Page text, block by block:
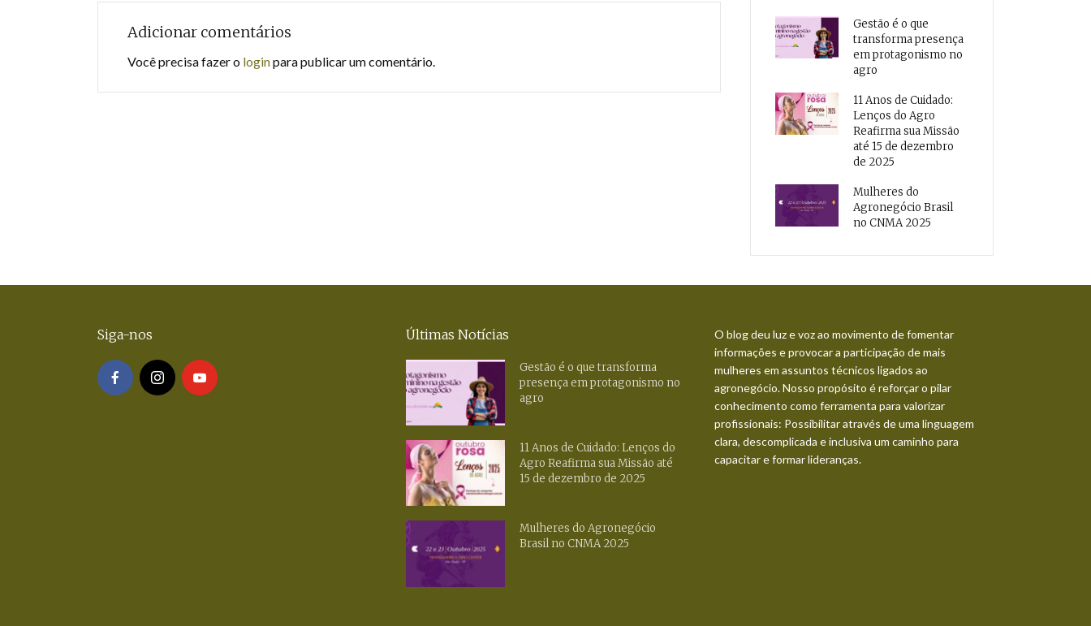
Adicionar comentários
Você precisa fazer o loginpara publicar um comentário.
Gestão é o que
transforma presença
em protagonismo no
agro
11 Anos de Cuidado:
Lenços do Agro
Reafirma sua Missão
até 15 de dezembro
de 2025
Mulheres do
Agronegócio Brasil
no CNMA 2025
Siga-nos Últimas Notícias
Gestão é o que transforma
presença em protagonismo no
agro
11 Anos de Cuidado: Lenços do
Agro Reafirma sua Missão até
15 de dezembro de 2025
Mulheres do Agronegócio
Brasil no CNMA 2025
O blog deu luz e voz ao movimento de fomentar
informações e provocar a participação de mais
mulheres em assuntos técnicos ligados ao
agronegócio. Nosso propósito é reforçar o pilar
conhecimento como ferramenta para valorizar
profissionais: Possibilitar através de uma linguagem
clara, descomplicada e inclusiva um caminho para
capacitar e formar lideranças.